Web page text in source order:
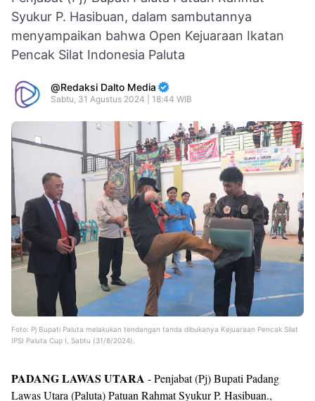
Syukur P. Hasibuan, dalam sambutannya
menyampaikan bahwa Open Kejuaraan Ikatan
Pencak Silat Indonesia Paluta
Redaksi Dalto Media
Sabtu, 31 Agustus 2024 | 18:44 WIB
Foto: Pj Bupati Paluta melakukan tendangan tanda dibukanya Kejuaraan Pencak Silat
IPSI Paluta Cup I, Sabtu (31/8/2024).
PADANG LAWAS UTARA - Penjabat (Pj) Bupati Padang
Lawas Utara (Paluta) Patuan Rahmat Syukur P. Hasibuan.,